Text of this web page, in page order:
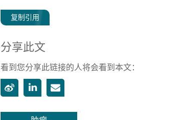
复制引用
分享此文
看到您分享此链接的人将会看到本文：